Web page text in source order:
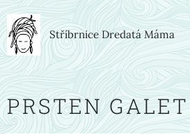
Stříbrnice Dredatá Máma
PRSTEN GALET